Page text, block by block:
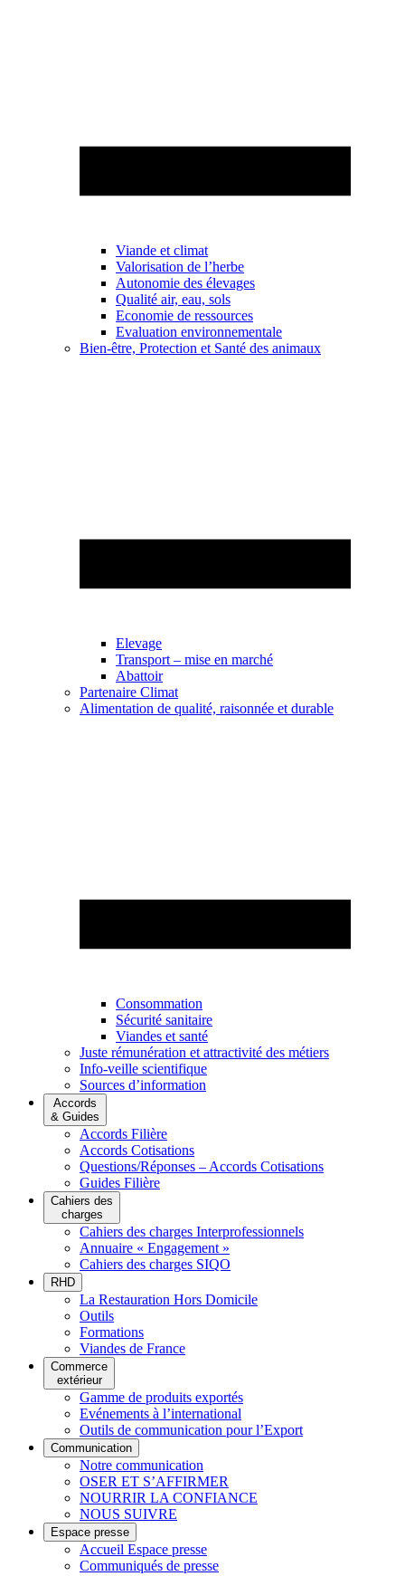
Viande et climat
Valorisation de l’herbe
Autonomie des élevages
Qualité air, eau, sols
Economie de ressources
Evaluation environnementale
Bien-être, Protection et Santé des animaux
Elevage
Transport – mise en marché
Abattoir
Partenaire Climat
Alimentation de qualité, raisonnée et durable
Consommation
Sécurité sanitaire
Viandes et santé
Juste rémunération et attractivité des métiers
Info-veille scientifique
Sources d’information
Accords
& Guides
Accords Filière
Accords Cotisations
Questions/Réponses – Accords Cotisations
Guides Filière
Cahiers des
charges
Cahiers des charges Interprofessionnels
Annuaire « Engagement »
Cahiers des charges SIQO
RHD
La Restauration Hors Domicile
Outils
Formations
Viandes de France
Commerce
extérieur
Gamme de produits exportés
Evénements à l’international
Outils de communication pour l’Export
Communication
Notre communication
OSER ET S’AFFIRMER
NOURRIR LA CONFIANCE
NOUS SUIVRE
Espace presse
Accueil Espace presse
Communiqués de presse